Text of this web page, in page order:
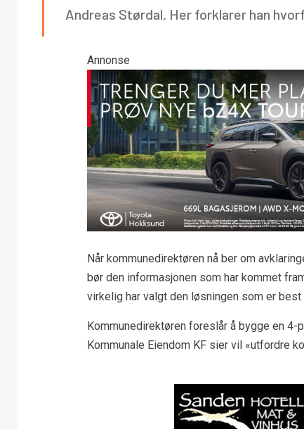
Andreas Størdal. Her forklarer han
Annonse
Når kommunedirektøren nå ber om
bør den informasjonen som har kommet
virkelig har valgt den løsningen som er best
Kommunedirektøren foreslår å bygge en
Kommunale Eiendom KF sier vil «utfordre